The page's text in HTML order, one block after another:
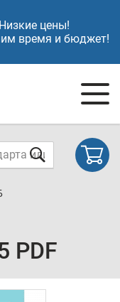
Низкие цены!
время и бюджет!
PDF